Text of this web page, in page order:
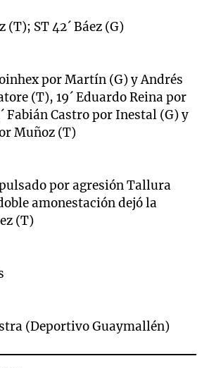
(T); ST 42´ Báez (G)
por Martín (G) y Andrés
(T), 19´ Eduardo Reina por
Fabián Castro por Inestal (G) y
Muñoz (T)
por agresión Tallura
amonestación dejó la
(T)
(Deportivo Guaymallén)